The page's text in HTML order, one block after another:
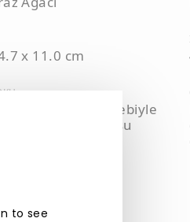
to see
x 11.0 cm
malzeme sebebiyle
rengi ve dokusu